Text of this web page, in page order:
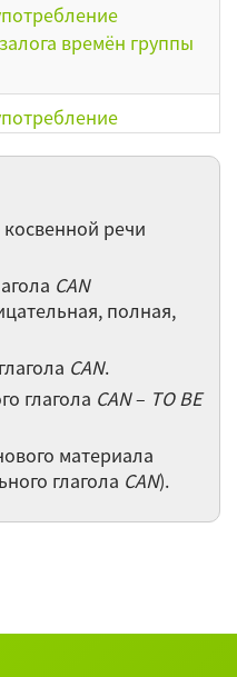
времён группы
времени в
Часть 2
времени в
Часть 1
the Present
Perfect Continuous в
Present Perfect?
выбирать время
речи
CAN
полная,
CAN.
глагола CAN– TO BE
материала
глагола CAN).